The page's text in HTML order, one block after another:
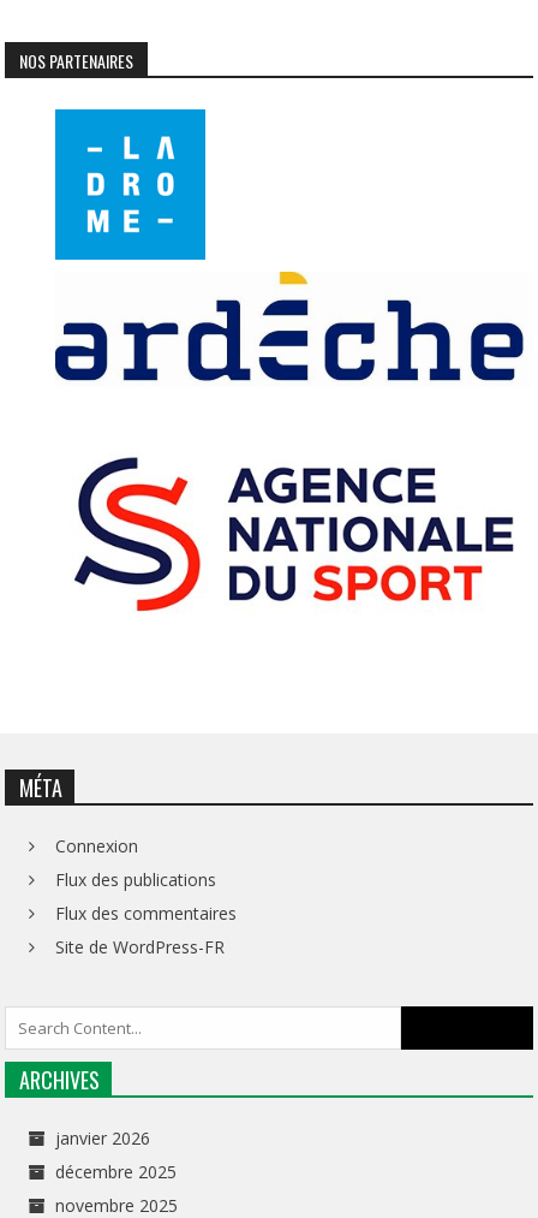
NOS PARTENAIRES
MÉTA
Connexion
Flux des publications
Flux des commentaires
Site de WordPress-FR
ARCHIVES
janvier 2026
décembre 2025
novembre 2025